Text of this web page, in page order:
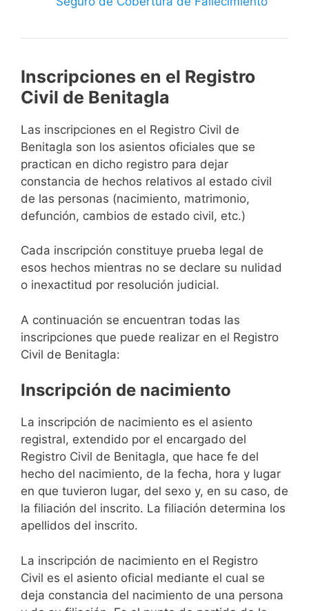
Inscripciones en el Registro
Civil de Benitagla
Las inscripciones en el Registro Civil de
Benitagla son los asientos oficiales que se
practican en dicho registro para dejar
constancia de hechos relativos al estado civil
de las personas (nacimiento, matrimonio,
defunción, cambios de estado civil, etc.)
Cada inscripción constituye prueba legal de
esos hechos mientras no se declare su nulidad
o inexactitud por resolución judicial.
A continuación se encuentran todas las
inscripciones que puede realizar en el Registro
Civil de Benitagla:
Inscripción de nacimiento
La inscripción de nacimiento es el asiento
registral, extendido por el encargado del
Registro Civil de Benitagla, que hace fe del
hecho del nacimiento, de la fecha, hora y lugar
en que tuvieron lugar, del sexo y, en su caso, de
la filiación del inscrito. La filiación determina los
apellidos del inscrito.
La inscripción de nacimiento en el Registro
Civil es el asiento oficial mediante el cual se
deja constancia del nacimiento de una persona